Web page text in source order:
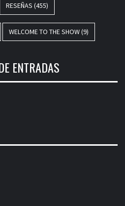
RESEÑAS (455)
WELCOME TO THE SHOW(9)
ENTRADAS